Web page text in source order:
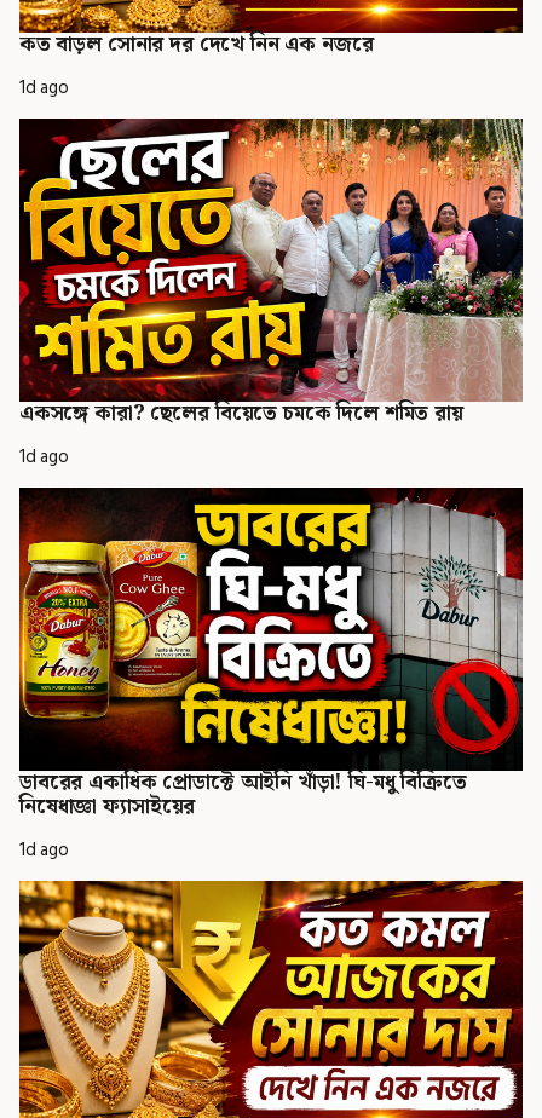
কত বাড়ল সোনার দর দেখে নিন এক নজরে
1d ago
একসঙ্গে কারা? ছেলের বিয়েতে চমকে দিলে শমিত রায়
1d ago
ডাবরের একাধিক প্রোডাক্টে আইনি খাঁড়া! ঘি-মধু বিক্রিতে
নিষেধাজ্ঞা ফ্যাসাইয়ের
1d ago